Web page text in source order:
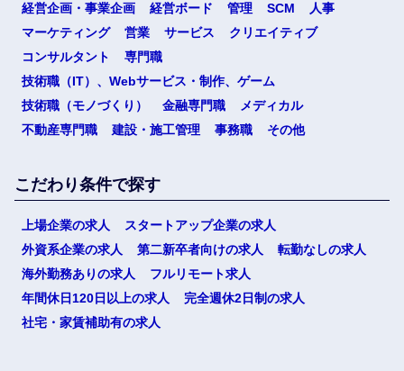
経営企画・事業企画 経営ボード 管理 SCM
人事
マーケティング
営業 サービス
クリエイティブ
コンサルタント
専門職
技術職（IT）、Webサービス・制作、ゲーム
技術職（モノづくり）
金融専門職
メディカル
不動産専門職
建設・施工管理 事務職 その他
こだわり条件で探す
上場企業の求人
スタートアップ企業の求人
外資系企業の求人
第二新卒者向けの求人
転勤なしの求人
海外勤務ありの求人
フルリモート求人
年間休日120日以上の求人
完全週休2日制の求人
社宅・家賃補助有の求人